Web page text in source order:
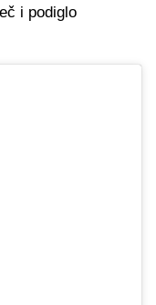
i podiglo